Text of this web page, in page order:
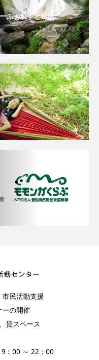
ふぉれすと鉱山
民活動支援
ーの開催
貸スペース
00 ～ 22：00